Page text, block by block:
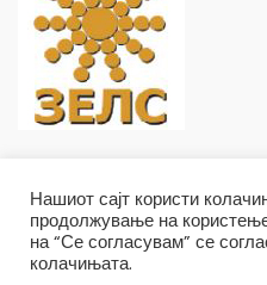
Нашиот сајт користи
продолжување на
на “Се согласувам” се
колачињата.